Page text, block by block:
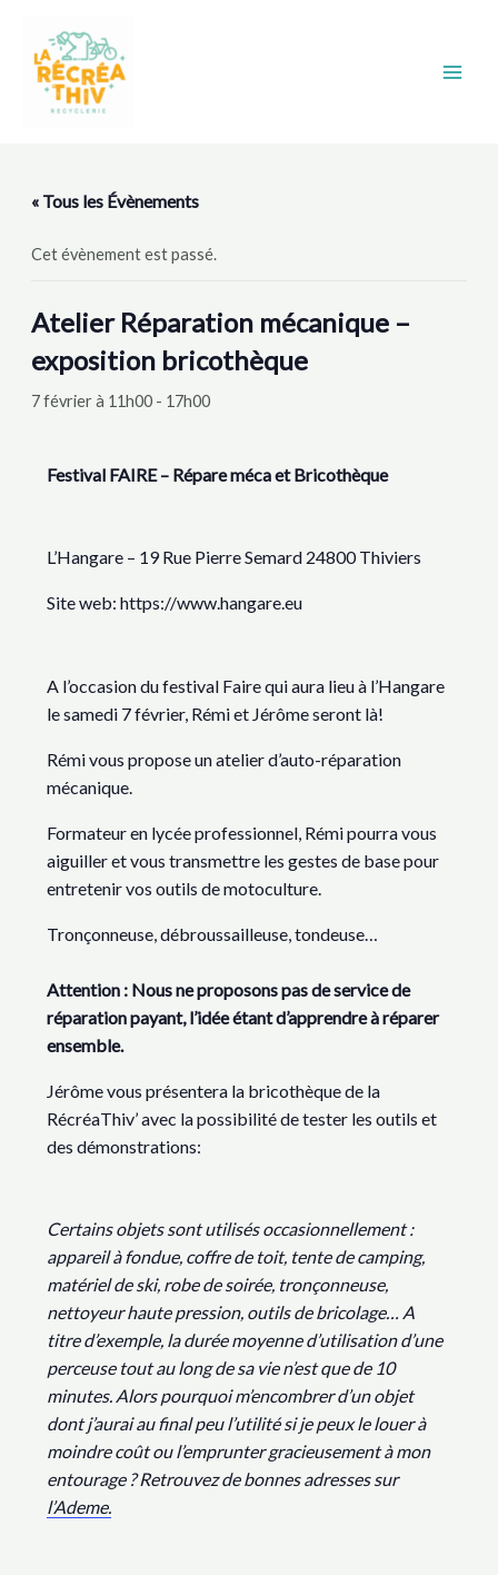
contenu
« Tous les Évènements
Cet évènement est passé.
Atelier Réparation mécanique –
exposition bricothèque
7 février à 11h00- 17h00
Festival FAIRE – Répare méca et Bricothèque
L’Hangare – 19 Rue Pierre Semard 24800 Thiviers
Site web: https://www.hangare.eu
A l’occasion du festival Faire qui aura lieu à l’Hangare
le samedi 7 février, Rémi et Jérôme seront là!
Rémi vous propose un atelier d’auto-réparation
mécanique.
Formateur en lycée professionnel, Rémi pourra vous
aiguiller et vous transmettre les gestes de base pour
entretenir vos outils de motoculture.
Tronçonneuse, débroussailleuse, tondeuse…
Attention : Nous ne proposons pas de service de
réparation payant, l’idée étant d’apprendre à réparer
ensemble.
Jérôme vous présentera la bricothèque de la
RécréaThiv’ avec la possibilité de tester les outils et
des démonstrations:
Certains objets sont utilisés occasionnellement :
appareil à fondue, coffre de toit, tente de camping,
matériel de ski, robe de soirée, tronçonneuse,
nettoyeur haute pression, outils de bricolage… A
titre d’exemple, la durée moyenne d’utilisation d’une
perceuse tout au long de sa vie n’est que de 10
minutes. Alors pourquoi m’encombrer d’un objet
dont j’aurai au final peu l’utilité si je peux le louer à
moindre coût ou l’emprunter gracieusement à mon
entourage ? Retrouvez de bonnes adresses sur
l’Ademe.